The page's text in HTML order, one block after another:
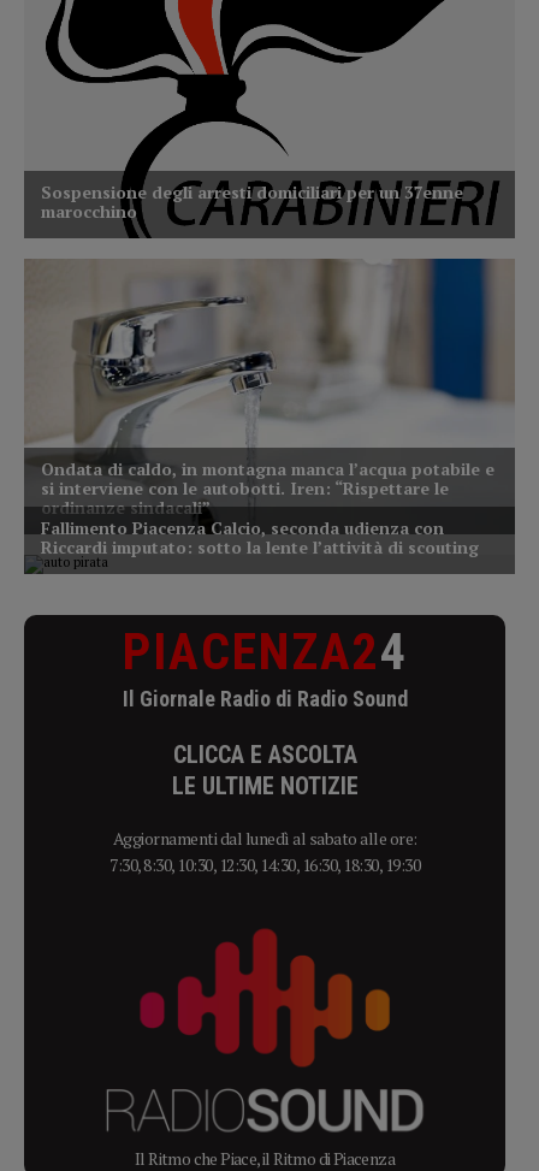
PIACENZA24
Il Giornale Radio di Radio Sound
CLICCA E ASCOLTA
LE ULTIME NOTIZIE
Aggiornamenti dal lunedì al sabato alle ore:
7:30, 8:30, 10:30, 12:30, 14:30, 16:30, 18:30, 19:30
Il Ritmo che Piace, il Ritmo di Piacenza